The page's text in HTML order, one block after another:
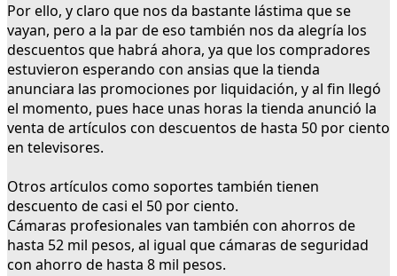
Por ello, y claro que nos da bastante lástima que se
vayan, pero a la par de eso también nos da alegría los
descuentos que habrá ahora, ya que los compradores
estuvieron esperando con ansias que la tienda
anunciara las promociones por liquidación, y al fin llegó
el momento, pues hace unas horas la tienda anunció la
venta de artículos con descuentos de hasta 50 por ciento
en televisores.
Otros artículos como soportes también tienen
descuento de casi el 50 por ciento.
Cámaras profesionales van también con ahorros de
hasta 52 mil pesos, al igual que cámaras de seguridad
con ahorro de hasta 8 mil pesos.